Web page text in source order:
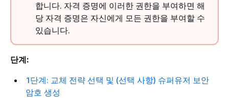
합니다. 자격 증명에 이러한 권한을 부여하면 해
당 자격 증명은 자신에게 모든 권한을 부여할 수
있습니다.
단계:
1단계: 교체 전략 선택 및 (선택 사항) 슈퍼유저 보안
암호 생성